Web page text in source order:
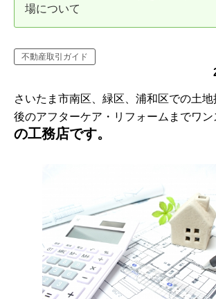
場について
不動産取引ガイド
さいたま市南区、緑区、浦和区での土
後のアフターケア・リフォームまでワ
の工務店です。